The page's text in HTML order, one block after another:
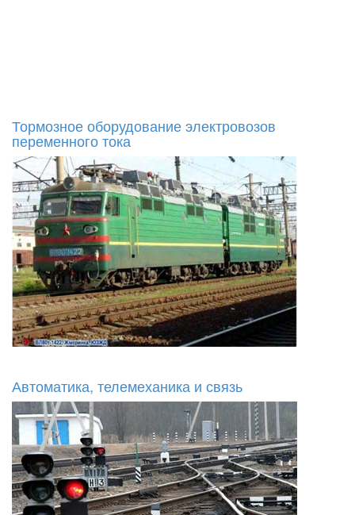
Тормозное оборудование электровозов
переменного тока
Автоматика, телемеханика и связь